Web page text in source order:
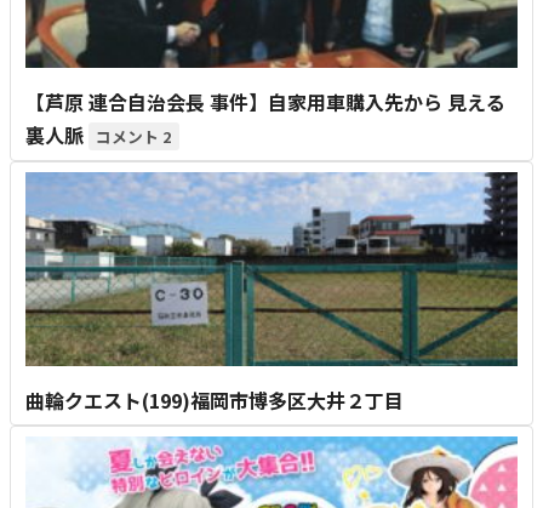
【芦原 連合自治会長 事件】自家用車購入先から 見える
裏人脈
2
曲輪クエスト(199)福岡市博多区大井２丁目